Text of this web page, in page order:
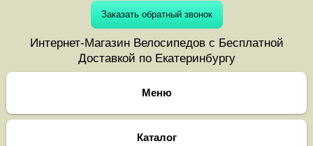
Заказать обратный звонок
Интернет-Магазин Велосипедов с Бесплатной
Доставкой по Екатеринбургу
Каталог